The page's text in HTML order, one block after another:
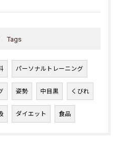
Tags
パーソナルトレーニング
姿勢 中目黒 くびれ
ダイエット 食品